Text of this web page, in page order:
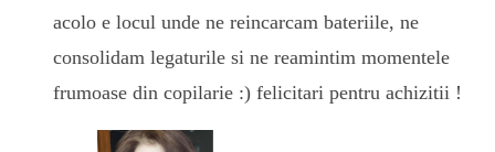
acolo e locul unde ne reincarcam bateriile, ne
consolidam legaturile si ne reamintim momentele
frumoase din copilarie :) felicitari pentru achizitii !